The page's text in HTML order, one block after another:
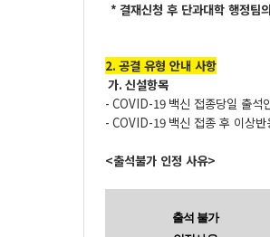
* 결재신청 후 단과대학 행정팀
2. 공결 유형 안내 사항
가. 신설항목
- COVID-19 백신 접종당일 출석
- COVID-19 백신 접종 후 이상
<출석불가 인정 사유>
출석 불가